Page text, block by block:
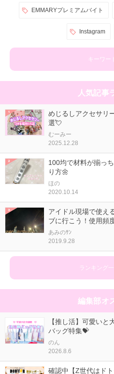
EMMARYプレミアムバイト
Instagram
キーワー
人気記事
めじるしアクセサリ
選💘
むーみー
2025.12.28
100均で材料が揃っ
り方🌼
ほの
2020.10.14
アイドル現場で使え
ブに行こう！使用頻
あみのｻﾝ
2019.9.28
ランキング
編集部オ
【推し活】可愛いと
バッグ特集💝
のん
2026.8.6
確認中【Z世代はド